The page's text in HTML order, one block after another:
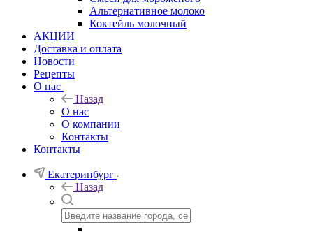
Альтернативное молоко
Коктейль молочный
АКЦИИ
Доставка и оплата
Новости
Рецепты
О нас
Назад
О нас
О компании
Контакты
Контакты
Екатеринбург
Назад